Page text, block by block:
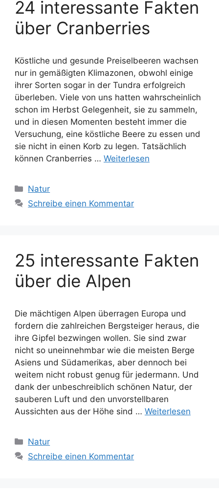
24 interessante Fakten
über Cranberries
Köstliche und gesunde Preiselbeeren wachsen
nur in gemäßigten Klimazonen, obwohl einige
ihrer Sorten sogar in der Tundra erfolgreich
überleben. Viele von uns hatten wahrscheinlich
schon im Herbst Gelegenheit, sie zu sammeln,
und in diesen Momenten besteht immer die
Versuchung, eine köstliche Beere zu essen und
sie nicht in einen Korb zu legen. Tatsächlich
können Cranberries … Weiterlesen
Kategorien
Natur
Schreibe einen Kommentar
25 interessante Fakten
über die Alpen
Die mächtigen Alpen überragen Europa und
fordern die zahlreichen Bergsteiger heraus, die
ihre Gipfel bezwingen wollen. Sie sind zwar
nicht so uneinnehmbar wie die meisten Berge
Asiens und Südamerikas, aber dennoch bei
weitem nicht robust genug für jedermann. Und
dank der unbeschreiblich schönen Natur, der
sauberen Luft und den unvorstellbaren
Aussichten aus der Höhe sind … Weiterlesen
Kategorien
Natur
Schreibe einen Kommentar